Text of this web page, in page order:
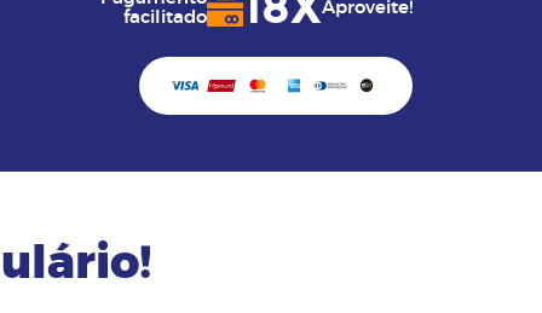
facilitado
Aproveite!